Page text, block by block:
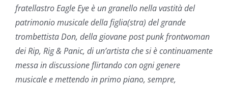
fratellastro Eagle Eye è un granello nella vastità del
patrimonio musicale della figlia(stra) del grande
trombettista Don, della giovane post punk frontwoman
dei Rip, Rig & Panic, di un’artista che si è continuamente
messa in discussione flirtando con ogni genere
musicale e mettendo in primo piano, sempre,